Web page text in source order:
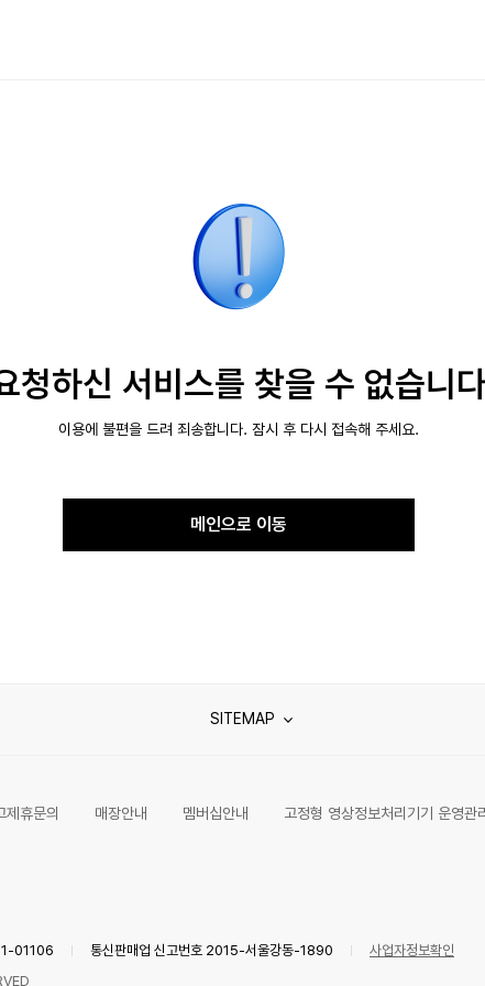
청하신 서비스를 찾을 수 없습니
이용에 불편을 드려 죄송합니다. 잠시 후 다시 접속해 주세요.
메인으로 이동
SITEMAP
제휴문의 매장안내 멤버십안내 고정형 영상정보처리기기 운영관
01106 통신판매업 신고번호 2015-서울강동-1890
사업자정보확인